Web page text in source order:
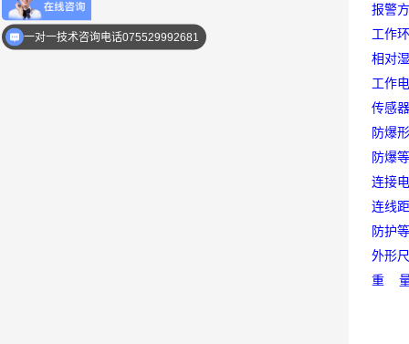
报警
工作
相对
工作
传感
防爆
防爆
连接
连线
防护
外形
重
一对一技术咨询电话075529992681
优惠活动介绍